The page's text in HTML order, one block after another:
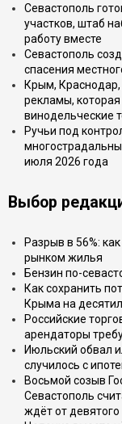
Севастополь
участков, штаб
работу вместе
Севастополь
спасения
Крым,
рекламы,
винодельческие
Ручьи под
июля 2026 года
Выбор
Разрыв в 56%:
рынком жилья
Бензин по-
Как сохранить
Крыма на
Российские
арендаторы
Июльский обвал
случилось с
Восьмой созыв
Севастополь
ждёт от девятого